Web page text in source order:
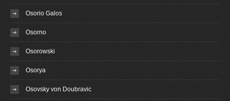
Osorio Galos
Osorno
Osorowski
Osorya
Osovsky von Doubravic